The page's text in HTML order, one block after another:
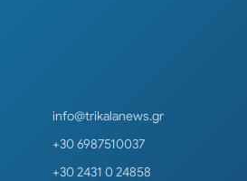
info@trikalanews.gr
+30 6987510037
+30 2431 0 24858